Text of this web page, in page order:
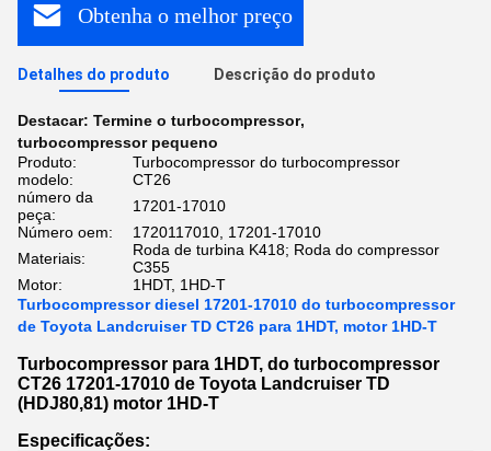
Obtenha o melhor preço
Detalhes do produto Descrição do produto
Destacar: Termine o turbocompressor,
turbocompressor pequeno
Produto:
Turbocompressor do turbocompressor
modelo:
CT26
número da
peça:
17201-17010
Número oem:
1720117010, 17201-17010
Materiais:
Roda de turbina K418; Roda do compressor
C355
Motor:
1HDT, 1HD-T
Turbocompressor diesel 17201-17010 do turbocompressor
de Toyota Landcruiser TD CT26 para 1HDT, motor 1HD-T
Turbocompressor para 1HDT, do turbocompressor
CT26 17201-17010 de Toyota Landcruiser TD
(HDJ80,81) motor 1HD-T
Especificações: